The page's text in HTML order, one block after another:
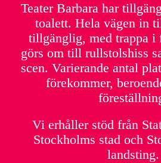
Teater Barbara har
toalett. Hela vägen in
tillgänglig, med trappa i
görs om till rullstolshiss
scen. Varierande antal
förekommer,
Vi erhåller stöd från
Stockholms stad och
landsting.